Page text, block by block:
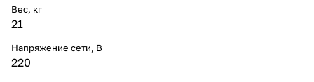
Вес, кг
21
Напряжение сети, В
220